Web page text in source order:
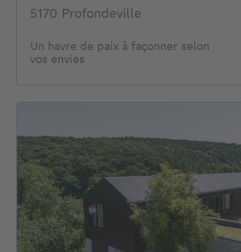
5170 Profondeville
Un havre de paix à façonner selon
vos envies